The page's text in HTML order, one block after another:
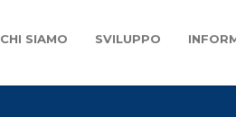
CHI SIAMO SVILUPPO